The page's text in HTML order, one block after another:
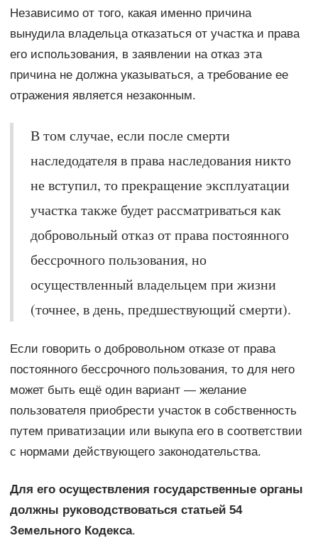
Независимо от того, какая именно причина
вынудила владельца отказаться от участка и права
его использования, в заявлении на отказ эта
причина не должна указываться, а требование ее
отражения является незаконным.
В том случае, если после смерти
наследодателя в права наследования никто
не вступил, то прекращение эксплуатации
участка также будет рассматриваться как
добровольный отказ от права постоянного
бессрочного пользования, но
осуществленный владельцем при жизни
(точнее, в день, предшествующий смерти).
Если говорить о добровольном отказе от права
постоянного бессрочного пользования, то для него
может быть ещё один вариант — желание
пользователя приобрести участок в собственность
путем приватизации или выкупа его в соответствии
с нормами действующего законодательства.
Для его осуществления государственные органы
должны руководствоваться статьей 54
Земельного Кодекса.